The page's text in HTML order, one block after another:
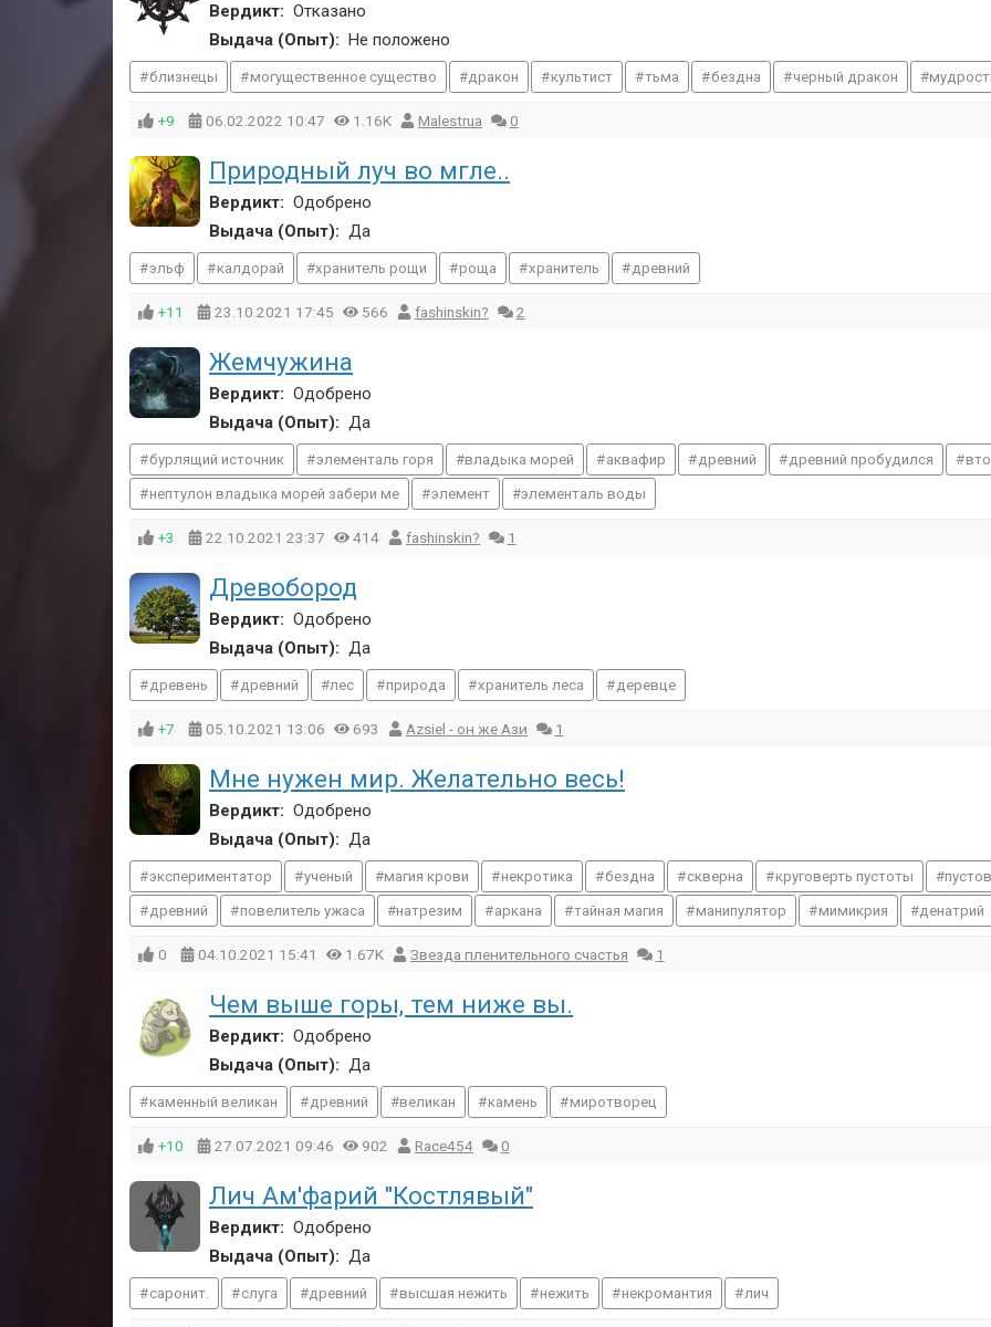
Вердикт: Отказано
Выдача (Опыт): Не положено
близнецы могущественное существо дракон культист тьма бездна черный дракон
+9 06.02.2022 10:47 1.16K Malestrua 0
Природный луч во мгле..
Вердикт: Одобрено
Выдача (Опыт): Да
эльф калдорай хранитель рощи роща хранитель древний
+11 23.10.2021 17:45 566 fashinskin? 2
Жемчужина
Вердикт: Одобрено
Выдача (Опыт): Да
бурлящий источник элементаль горя владыка морей аквафир древний древний пробудился
нептулон владыка морей забери ме элемент элементаль воды
+3 22.10.2021 23:37 414 fashinskin? 1
Древобород
Вердикт: Одобрено
Выдача (Опыт): Да
древень древний лес природа хранитель леса деревце
+7 05.10.2021 13:06 693 Azsiel - он же Ази 1
Мне нужен мир. Желательно весь!
Вердикт: Одобрено
Выдача (Опыт): Да
экспериментатор ученый магия крови некротика бездна скверна круговерть пустоты
древний повелитель ужаса натрезим аркана тайная магия манипулятор мимикрия денатрий
0 04.10.2021 15:41 1.67K Звезда пленительного счастья 1
Чем выше горы, тем ниже вы.
Вердикт: Одобрено
Выдача (Опыт): Да
каменный великан древний великан камень миротворец
+10 27.07.2021 09:46 902 Race454 0
Лич Ам'фарий "Костлявый"
Вердикт: Одобрено
Выдача (Опыт): Да
саронит. слуга древний высшая нежить нежить некромантия лич